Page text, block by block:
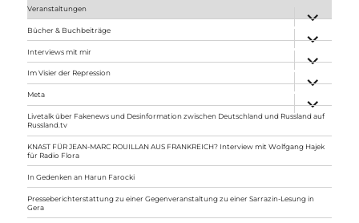
Veranstaltungen
anzeigen
Bücher & Buchbeiträge
anzeigen
Interviews mit mir
anzeigen
Im Visier der Repression
anzeigen
Meta
anzeigen
Livetalk über Fakenews und Desinformation zwischen Deutschland und Russland auf
Russland.tv
KNAST FÜR JEAN-MARC ROUILLAN AUS FRANKREICH? Interview mit Wolfgang Hajek
für Radio Flora
In Gedenken an Harun Farocki
Presseberichterstattung zu einer Gegenveranstaltung zu einer Sarrazin-Lesung in
Gera